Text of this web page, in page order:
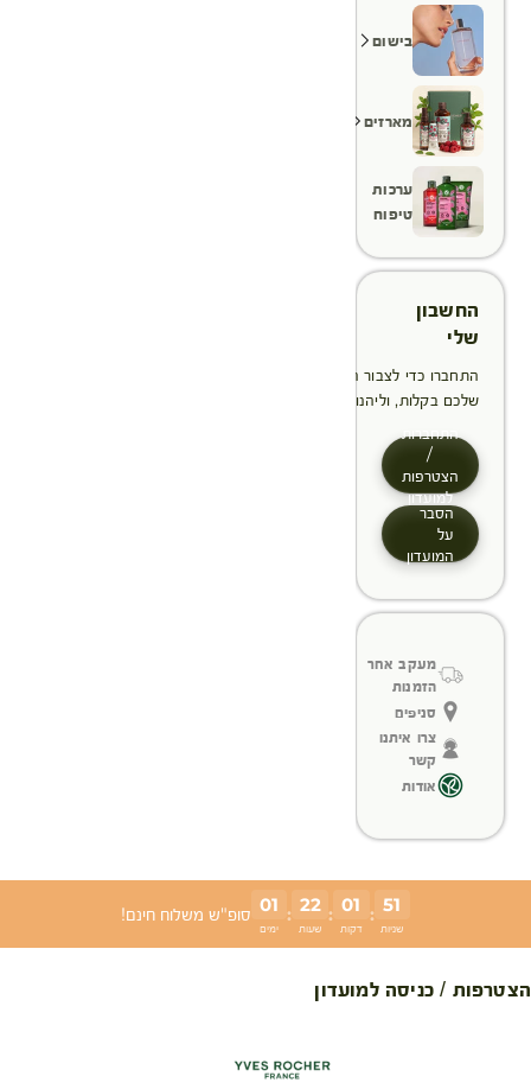
בישום
מארזים
ערכות
טיפוח
החשבון
שלי
התחברו כדי לצבור הטבות, לנהל ולעקוב אחר ההזמנות
שלכם בקלות, וליהנות מתהליך תשלום מהיר יותר
התחברות
/
הצטרפות
למועדון
הסבר
על
המועדון
מעקב אחר
הזמנות
סניפים
צרו איתנו
קשר
אודות
01
ימים
: 22
שעות
: 01
דקות
: 50
שניות
סופ"ש משלוח חינם!
הצטרפות / כניסה למועדון